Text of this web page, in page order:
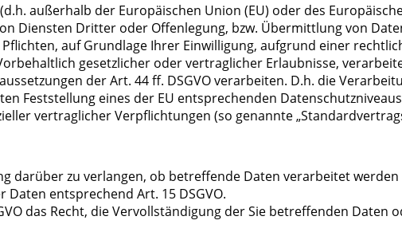
außerhalb der Europäischen Union (EU) oder des
Diensten Dritter oder Offenlegung, bzw. Übermittlung von
auf Grundlage Ihrer Einwilligung, aufgrund einer
gesetzlicher oder vertraglicher Erlaubnisse,
der Art. 44 ff. DSGVO verarbeiten. D.h. die
Feststellung eines der EU entsprechenden
vertraglicher Verpflichtungen (so genannte
darüber zu verlangen, ob betreffende Daten verarbeitet
entsprechend Art. 15 DSGVO.
das Recht, die Vervollständigung der Sie betreffenden Daten